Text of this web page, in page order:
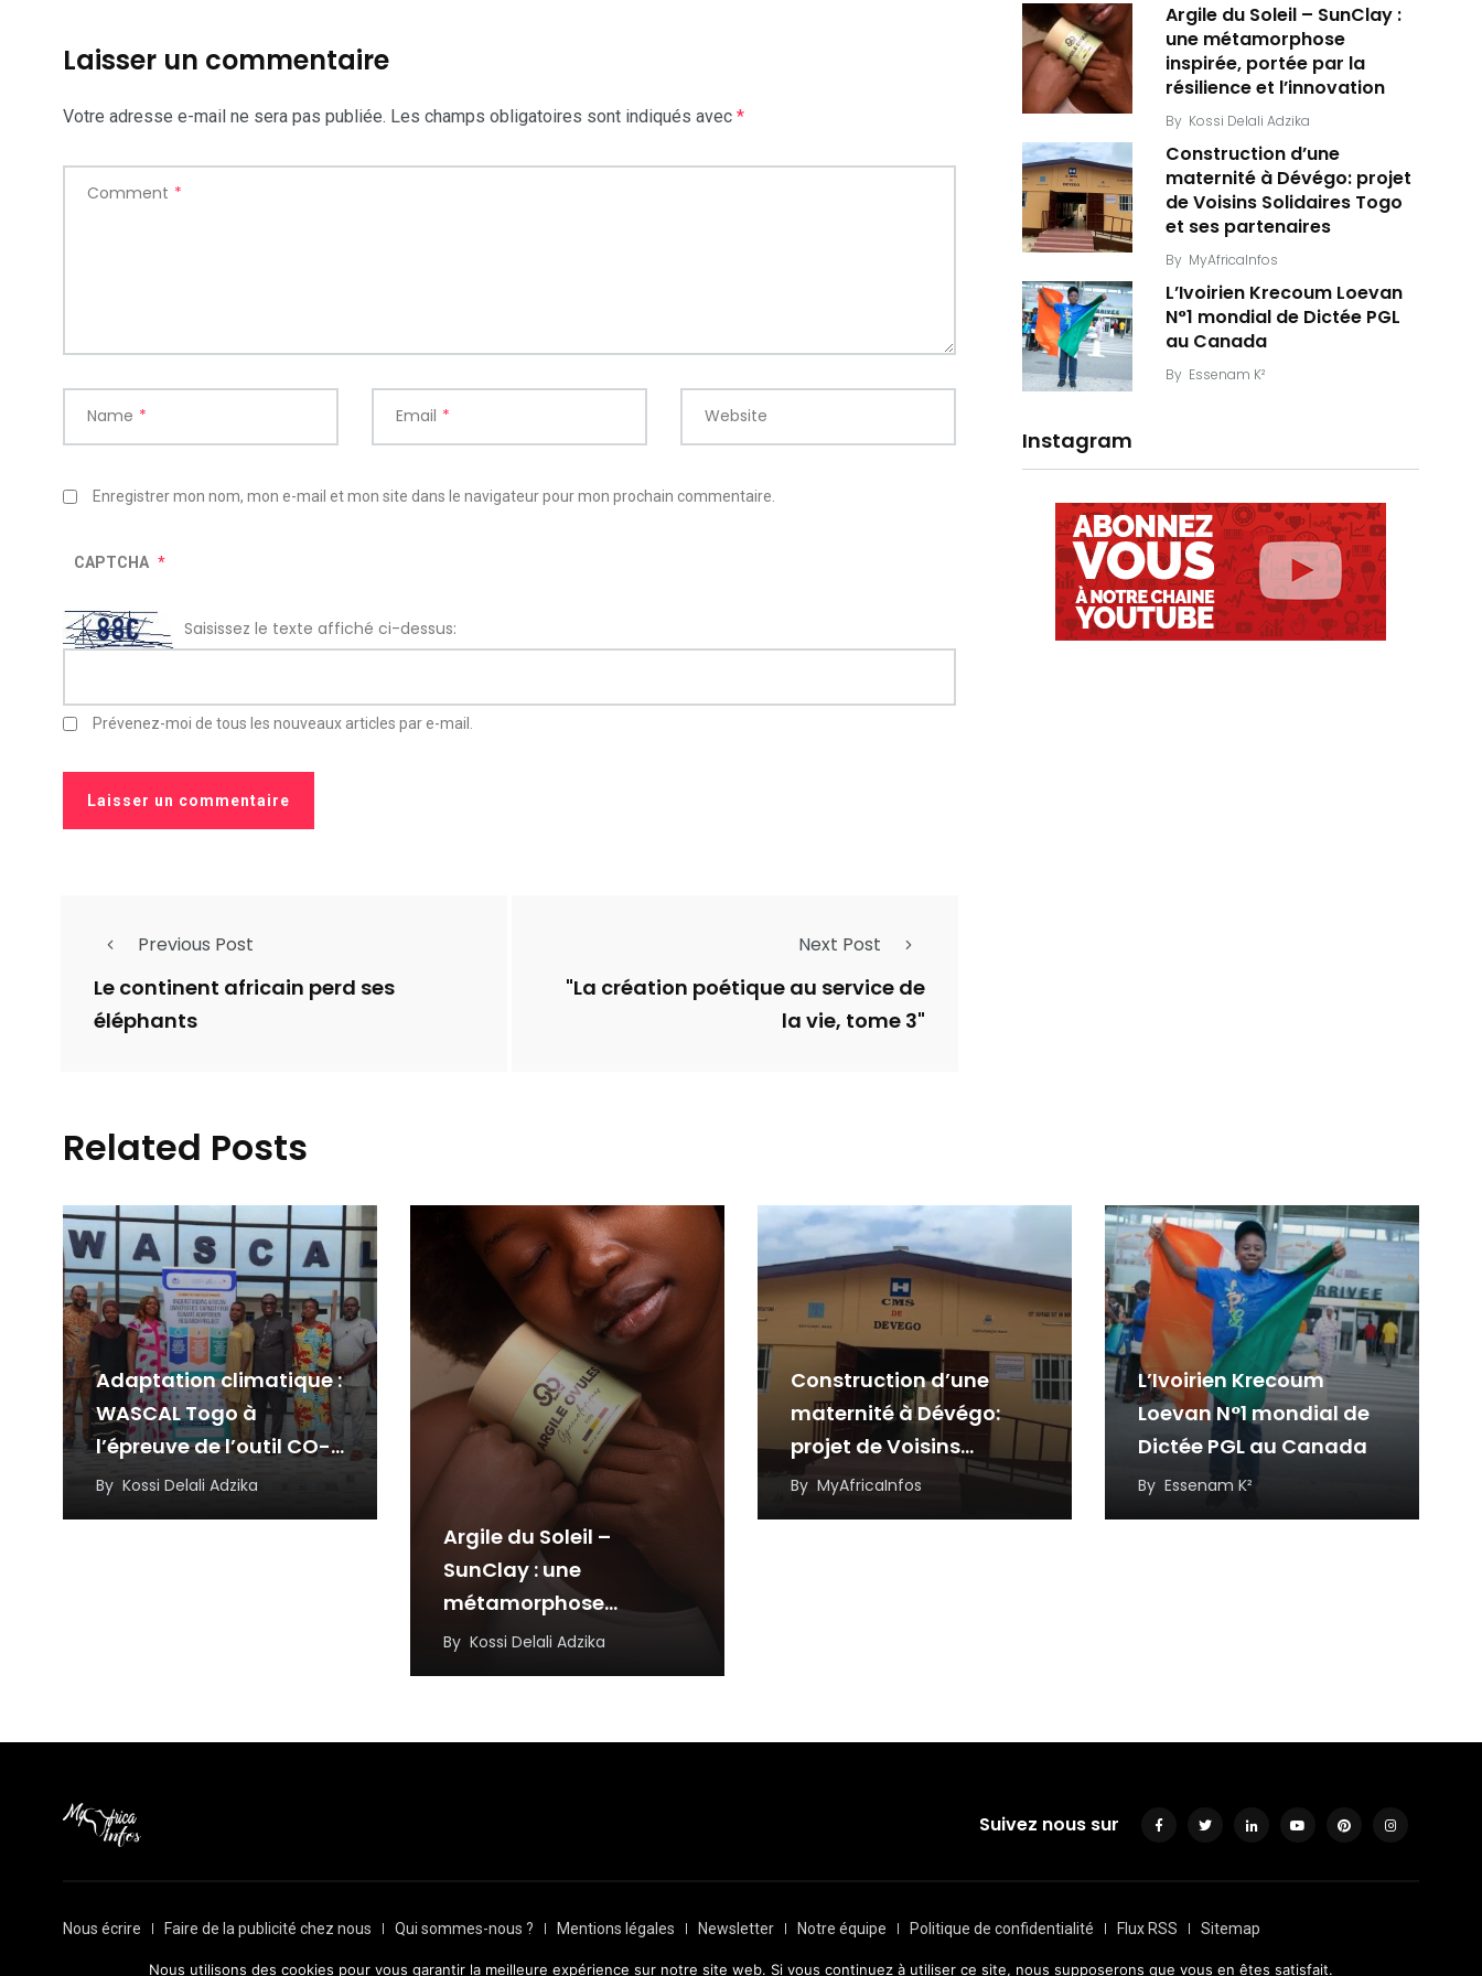
Laisser un commentaire
Votre adresse e-mail ne sera pas publiée. Les champs obligatoires sont indiqués avec *
Comment *
Name * Email * Website
Enregistrer mon nom, mon e-mail et mon site dans le navigateur pour mon prochain commentaire.
CAPTCHA *
Saisissez le texte affiché ci-dessus:
Prévenez-moi de tous les nouveaux articles par e-mail.
Previous Post
Le continent africain perd ses
éléphants
Next Post
"La création poétique au service de
la vie, tome 3"
Argile du Soleil – SunClay :
une métamorphose
inspirée, portée par la
résilience et l’innovation
By Kossi Delali Adzika
Construction d’une
maternité à Dévégo: projet
de Voisins Solidaires Togo
et ses partenaires
By MyAfricaInfos
L’Ivoirien Krecoum Loevan
N°1 mondial de Dictée PGL
au Canada
By Essenam K²
Instagram
Related Posts
Adaptation climatique :
WASCAL Togo à
l’épreuve de l’outil CO-
CAT
By Kossi Delali Adzika
Argile du Soleil –
SunClay : une
métamorphose
inspirée, portée par la
By Kossi Delali Adzika
Construction d’une
maternité à Dévégo:
projet de Voisins
Solidaires Togo et ses
By MyAfricaInfos
L’Ivoirien Krecoum
Loevan N°1 mondial de
Dictée PGL au Canada
By Essenam K²
Suivez nous sur
Nous écrire Faire de la publicité chez nous Qui sommes-nous ? Mentions légales Newsletter Notre équipe Politique de confidentialité Flux RSS
Sitemap
© Depuis 2016, Myafricainfos. Tout droits réservés | Fait avec
par Transversall
Nous utilisons des cookies pour vous garantir la meilleure expérience sur notre site web. Si vous continuez à utiliser ce site, nous supposerons que vous en êtes satisfait.